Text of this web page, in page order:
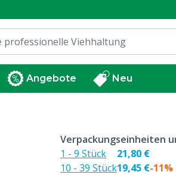
Angebote Neu
Verpackungseinheiten
1 - 9 Stück
10 - 39 Stück
21,80 €
19,45 €-11%